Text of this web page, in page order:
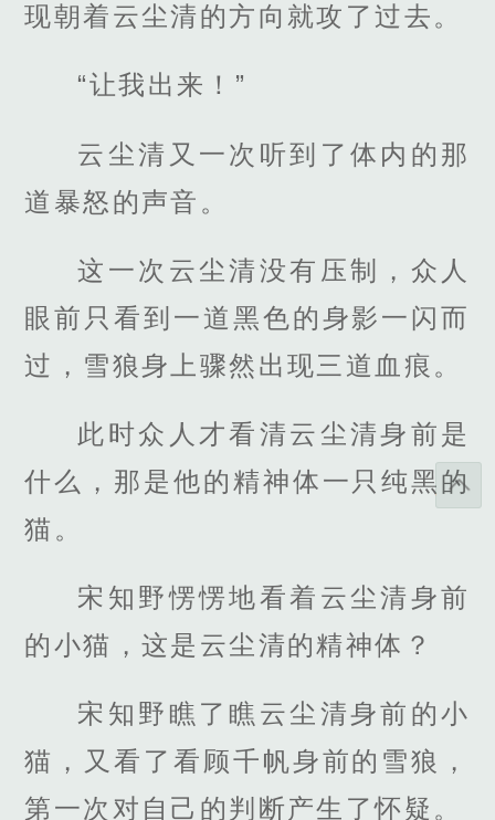
现朝着云尘清的方向就攻了过去。
“让我出来！”
云尘清又一次听到了体内的那
道暴怒的声音。
这一次云尘清没有压制，众人
眼前只看到一道黑色的身影一闪而
过，雪狼身上骤然出现三道血痕。
此时众人才看清云尘清身前是
什么，那是他的精神体一只纯黑的
猫。
宋知野愣愣地看着云尘清身前
的小猫，这是云尘清的精神体？
宋知野瞧了瞧云尘清身前的小
猫，又看了看顾千帆身前的雪狼，
第一次对自己的判断产生了怀疑。